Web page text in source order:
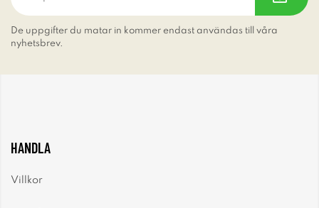
De uppgifter du matar in kommer endast användas till våra
nyhetsbrev.
HANDLA
Villkor